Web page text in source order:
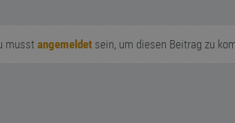
musst angemeldet sein, um diesen Beitrag zu